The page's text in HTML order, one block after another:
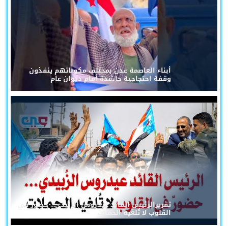
أبناء العاصمة عدن بمختلف مكوناتهم ينفذون
وقفة احتجاجية حاشدة أمام ديوان عام
تقريرالرئيس القائد عيدروس الزُبيدي... حضورٌ في
القلوب لا تُلغيه الحملات